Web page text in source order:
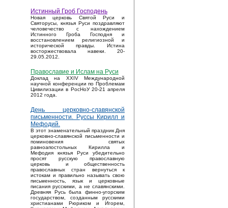
Истинный Гроб Господень
Новая церковь Святой Руси и
Святорусы, князья Руси поздравляют
человечество с нахождением
Истинного Гроба Господня и
восстановлением религиозной и
исторической правды. Истина
восторжествовала навеки. 20-
29.05.2012.
Православие и Ислам на Руси
Доклад на XXIV Международной
научной конференции по Проблемам
Цивилизации в РосНоУ 20-21 апреля
2012 года.
День церковно-славянской
письменности. Руссы Кирилл и
Мефодий.
В этот знаменательный праздник Дня
церковно-славянской письменности и
поминовения святых
равноапостольных Кирилла и
Мефодия князья Руси убедительно
просят русскую православную
церковь и общественность
православных стран вернуться к
истокам и правильно называть свою
письменность, язык и церковные
писания русскими, а не славянскими.
Древняя Русь была финно-угорским
государством, созданным русскими
христианами Рюриком и Игорем,